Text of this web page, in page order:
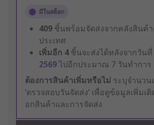
มีในสต็อก
409 ชิ้นพร้อมจัดส่งจากคลังสินค้า
ประเทศ
เพิ่มอีก 4ชิ้นจะส่งได้หลังจากวันที่
2569ไปอีกประมาณ 7 วันทำการ
ต้องการสินค้าเพิ่มหรือไม่ ระบุจำนว
‘ตรวจสอบวันจัดส่ง’ เพื่อดูข้อมูลเพิ่มเ
อกสินค้าและการจัดส่ง